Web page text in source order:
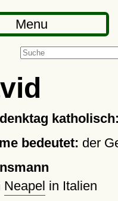
Menu
bedeutet: der
Neapel in Italien